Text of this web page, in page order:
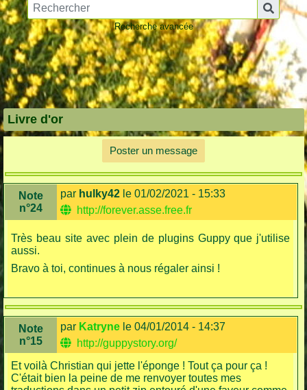
Recherche avancée
Livre d'or
Poster un message
Note
n°24
par hulky42le 01/02/2021 - 15:33
http://forever.asse.free.fr
Très beau site avec plein de plugins Guppy que j'utilise
aussi.
Bravo à toi, continues à nous régaler ainsi !
Note
n°15
par Katryne le 04/01/2014 - 14:37
http://guppystory.org/
Et voilà Christian qui jette l'éponge ! Tout ça pour ça !
C'était bien la peine de me renvoyer toutes mes